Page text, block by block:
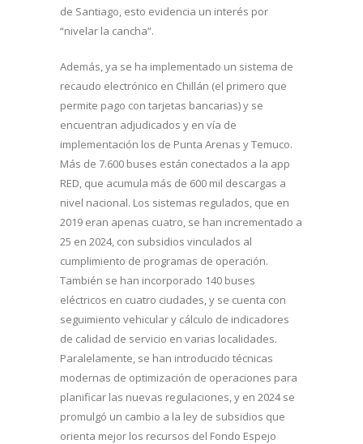
de Santiago, esto evidencia un interés por
“nivelar la cancha”.
Además, ya se ha implementado un sistema de
recaudo electrónico en Chillán (el primero que
permite pago con tarjetas bancarias) y se
encuentran adjudicados y en vía de
implementación los de Punta Arenas y Temuco.
Más de 7.600 buses están conectados a la app
RED, que acumula más de 600 mil descargas a
nivel nacional. Los sistemas regulados, que en
2019 eran apenas cuatro, se han incrementado a
25 en 2024, con subsidios vinculados al
cumplimiento de programas de operación.
También se han incorporado 140 buses
eléctricos en cuatro ciudades, y se cuenta con
seguimiento vehicular y cálculo de indicadores
de calidad de servicio en varias localidades.
Paralelamente, se han introducido técnicas
modernas de optimización de operaciones para
planificar las nuevas regulaciones, y en 2024 se
promulgó un cambio a la ley de subsidios que
orienta mejor los recursos del Fondo Espejo